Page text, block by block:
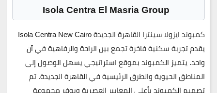
Isola Centra El Masria Group
كمبوند ايزولا سينترا القاهرة الجديدةIsola Centra New Cairo
يقدم تجربة سكنية فاخرة تجمع بين الراحة والرفاهية في آن
واحد. يتميز الكمبوند بموقع استراتيجي يسهل الوصول إلى
المناطق الحيوية والطرق الرئيسية في القاهرة الجديدة. تم
تصميم الكمبوند بأعلى المعايير العصرية ويوفر مجموعة